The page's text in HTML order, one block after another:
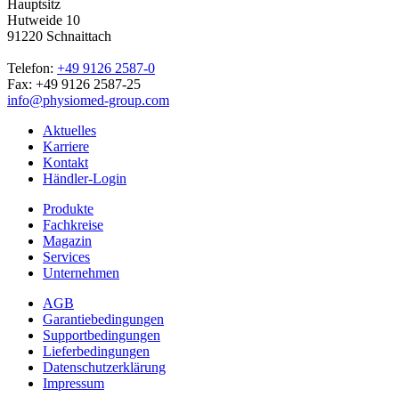
Hauptsitz
Hutweide 10
91220 Schnaittach
Telefon: +49 9126 2587-0
Fax: +49 9126 2587-25
info@physiomed-group.com
Aktuelles
Karriere
Kontakt
Händler-Login
Produkte
Fachkreise
Magazin
Services
Unternehmen
AGB
Garantiebedingungen
Supportbedingungen
Lieferbedingungen
Datenschutzerklärung
Impressum